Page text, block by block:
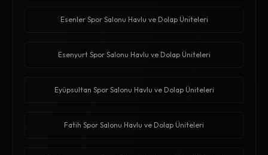
Esenler Spor Salonu Havlu ve Dolap Üniteleri
Esenyurt Spor Salonu Havlu ve Dolap Üniteleri
Eyüpsultan Spor Salonu Havlu ve Dolap Üniteleri
Fatih Spor Salonu Havlu ve Dolap Üniteleri